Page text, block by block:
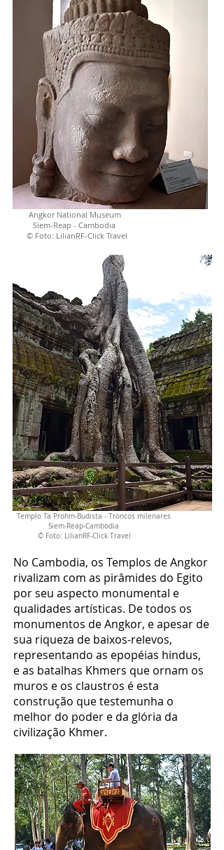
Angkor National Museum
Siem-Reap - Cambodia
© Foto: LilianRF-Click Travel
Templo Ta Prohm-Budista - Troncos milenares
Siem-Reap-Cambodia
© Foto: LilianRF-Click Travel
No Cambodia, os Templos de Angkor
rivalizam com as pirâmides do Egito
por seu aspecto monumental e
qualidades artísticas. De todos os
monumentos de Angkor, e apesar de
sua riqueza de baixos-relevos,
representando as epopéias hindus,
e as batalhas Khmers que ornam os
muros e os claustros é esta
construção que testemunha o
melhor do poder e da glória da
civilização Khmer.